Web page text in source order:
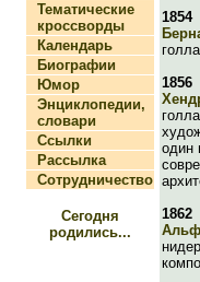
Тематические
кроссворды
Календарь
Биографии
Юмор
Энциклопедии,
словари
Ссылки
Рассылка
Сотрудничество
Сегодня
родились...
1854
1856
один
1862